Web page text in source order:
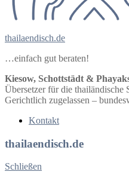
thailaendisch.de
…einfach gut beraten!
Kiesow, Schottstädt &
Übersetzer für die thailändische
Gerichtlich zugelassen –
Kontakt
thailaendisch.de
Schließen